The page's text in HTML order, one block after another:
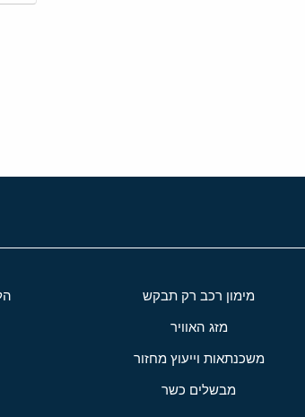
מימון רכב רק תבקש
מזג האוויר
משכנתאות וייעוץ מחזור
מבשלים כשר